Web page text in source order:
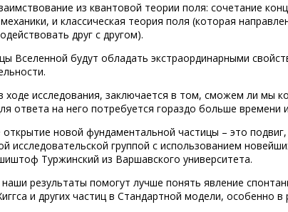
из квантовой теории поля: сочетание
и классическая теория поля (которая
друг с другом).
Вселенной будут обладать экстраординарными
ходе исследования, заключается в том, сможем ли мы
ответа на него потребуется гораздо больше времени
новой фундаментальной частицы – это
группой с использованием
Туржинский из Варшавского университета.
результаты помогут лучше понять явление
и других частиц в Стандартной модели, особенно в